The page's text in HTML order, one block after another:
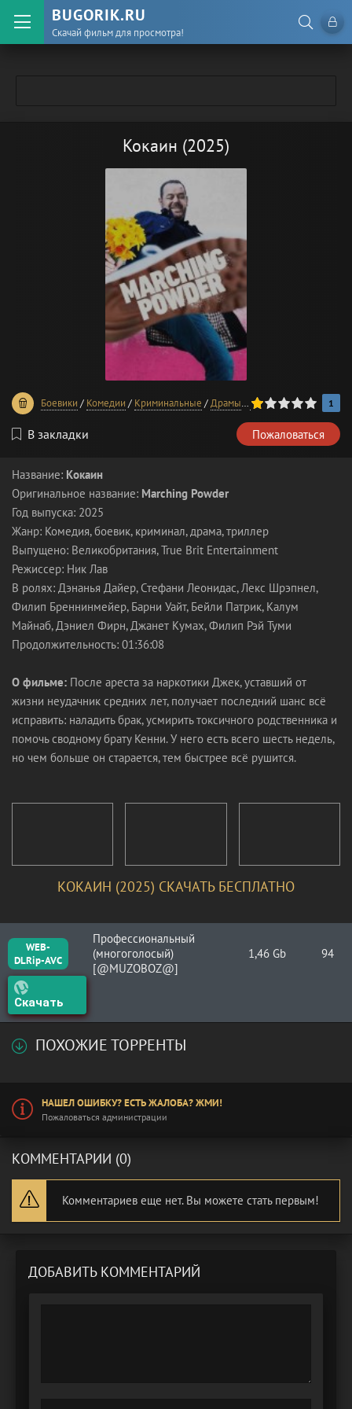
BUGORIK.RU
Скачай фильм для просмотра!
Кокаин (2025)
Боевики / Комедии / Криминальные /Драмы/ Триллеры/Фильмы
20 1 2 3 4 5 1
В закладки Пожаловаться
Название: Кокаин
Оригинальное название: Marching Powder
Год выпуска: 2025
Жанр: Комедия, боевик, криминал, драма, триллер
Выпущено: Великобритания, True Brit Entertainment
Режиссер: Ник Лав
В ролях: Дэнанья Дайер, Стефани Леонидас, Лекс Шрэпнел,
Филип Бреннинмейер, Барни Уайт, Бейли Патрик, Калум
Майнаб, Дэниел Фирн, Джанет Кумах, Филип Рэй Туми
Продолжительность: 01:36:08
О фильме: После ареста за наркотики Джек, уставший от
жизни неудачник средних лет, получает последний шанс всё
исправить: наладить брак, усмирить токсичного родственника и
помочь сводному брату Кенни. У него есть всего шесть недель,
но чем больше он старается, тем быстрее всё рушится.
КОКАИН (2025) СКАЧАТЬ БЕСПЛАТНО
WEB-
DLRip-AVC
Профессиональный
(многоголосый)
[@MUZOBOZ@]
1,46 Gb 94
Скачать
ПОХОЖИЕ ТОРРЕНТЫ
НАШЕЛ ОШИБКУ? ЕСТЬ ЖАЛОБА? ЖМИ!
Пожаловаться администрации
КОММЕНТАРИИ (0)
Комментариев еще нет. Вы можете стать первым!
ДОБАВИТЬ КОММЕНТАРИЙ